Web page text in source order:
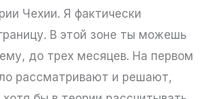
Чехии. Я фактически
В этой зоне ты можешь
до трех месяцев. На первом
рассматривают и решают,